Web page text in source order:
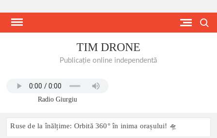
TIM DRONE
Publicație online independentă
Radio Giurgiu
Ruse de la înălțime: Orbită 360° în inima orașului! 🛸